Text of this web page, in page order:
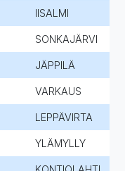
IISALMI
SONKAJÄRVI
JÄPPILÄ
VARKAUS
LEPPÄVIRTA
YLÄMYLLY